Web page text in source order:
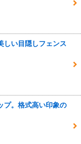
しい目隠しフェンス
プ。格式高い印象の